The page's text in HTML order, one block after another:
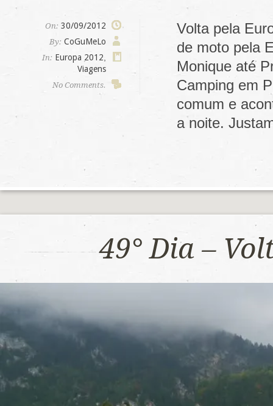
On: 30/09/2012
By: CoGuMeLo
In: Europa 2012
Viagens
No Comments.
Volta pela
de moto pela
Monique até
Camping em
comum e
a noite.
49° Dia –